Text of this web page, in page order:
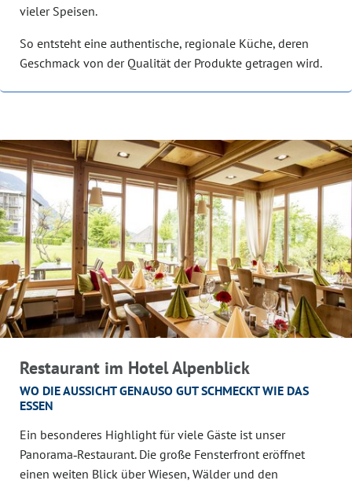
vieler Speisen.
So entsteht eine authentische, regionale Küche, deren
Geschmack von der Qualität der Produkte getragen wird.
Restaurant im Hotel Alpenblick
WO DIE AUSSICHT GENAUSO GUT SCHMECKT WIE DAS
ESSEN
Ein besonderes Highlight für viele Gäste ist unser
Panorama‑Restaurant. Die große Fensterfront eröffnet
einen weiten Blick über Wiesen, Wälder und den